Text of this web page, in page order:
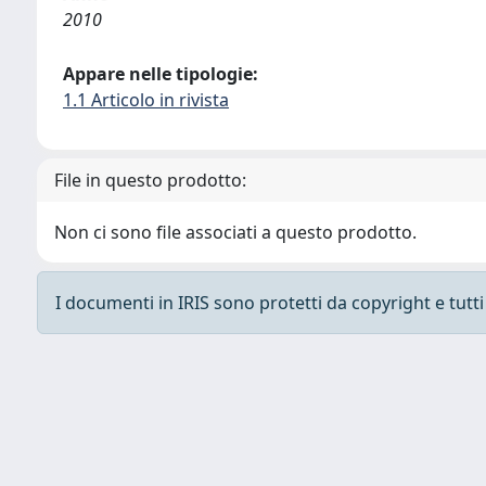
2010
Appare nelle tipologie:
1.1 Articolo in rivista
File in questo prodotto:
Non ci sono file associati a questo prodotto.
I documenti in IRIS sono protetti da copyright e